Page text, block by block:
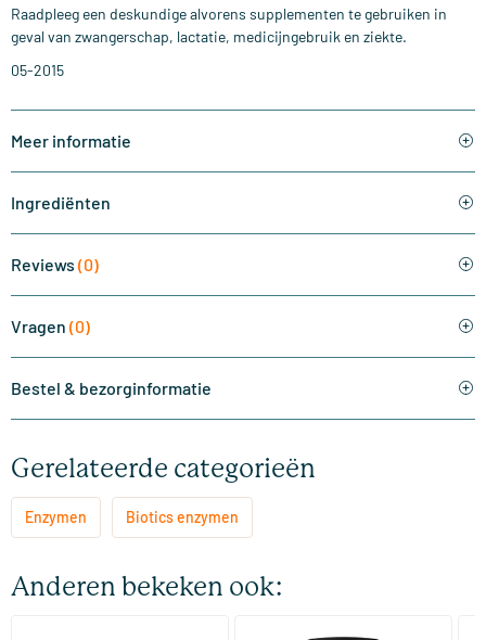
Raadpleeg een deskundige alvorens supplementen te gebruiken in
geval van zwangerschap, lactatie, medicijngebruik en ziekte.
05-2015
Meer informatie
Ingrediënten
Reviews (0)
Vragen (0)
Bestel & bezorginformatie
Gerelateerde categorieën
Enzymen Biotics enzymen
Anderen bekeken ook:
(6)